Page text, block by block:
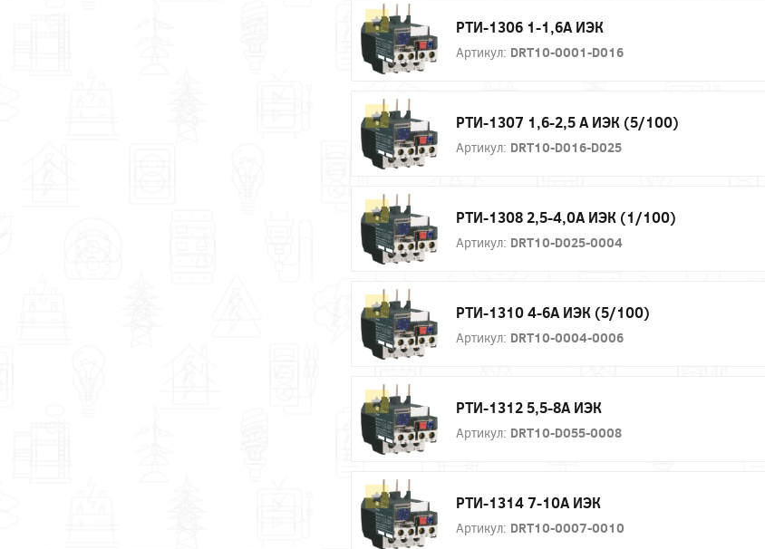
РТИ-1306 1-1,6А ИЭК
Артикул: DRT10-0001-D016
РТИ-1307 1,6-2,5 А ИЭК (5/100)
Артикул: DRT10-D016-D025
РТИ-1308 2,5-4,0А ИЭК (1/100)
Артикул: DRT10-D025-0004
РТИ-1310 4-6А ИЭК (5/100)
Артикул: DRT10-0004-0006
РТИ-1312 5,5-8А ИЭК
Артикул: DRT10-D055-0008
РТИ-1314 7-10А ИЭК
Артикул: DRT10-0007-0010